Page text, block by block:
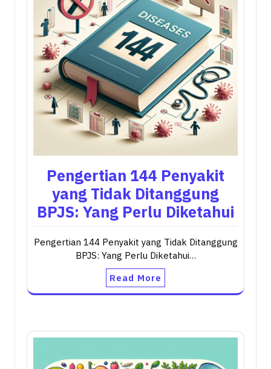
Pengertian 144 Penyakit
yang Tidak Ditanggung
BPJS: Yang Perlu Diketahui
Pengertian 144 Penyakit yang Tidak Ditanggung
BPJS: Yang Perlu Diketahui…
Read More